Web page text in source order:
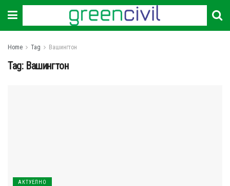
Home Tag Вашингтон
Tag: Вашингтон
АКТУЕЛНО